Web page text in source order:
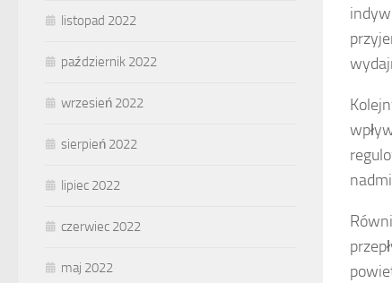
listopad 2022
październik 2022
wrzesień 2022
sierpień 2022
lipiec 2022
czerwiec 2022
maj 2022